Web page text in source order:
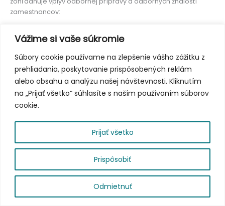
Vážime si vaše súkromie
Súbory cookie používame na zlepšenie vášho zážitku z
prehliadania, poskytovanie prispôsobených reklám
alebo obsahu a analýzu našej návštevnosti. Kliknutím
na „Prijať všetko“ súhlasíte s naším používaním súborov
cookie.
Prispôsobiť
Odmietnuť
Prijať všetko
zamestnancov:
počet žiakov s kvalifikáciou, ktorí získavajú zamestnanie
na trhu práce alebo na ďalších programoch;
miera predčasného ukončenia vzdelávania;
získanie kvalifikácie v dohodnutom časovom rámci;
počet zamestnancov s formálnou kvalifikáciou;
zdroje vyčlenené na rozvoj zamestnancov.
Viac informácií v anglickom jazyku nájdete
Copyright © 2026